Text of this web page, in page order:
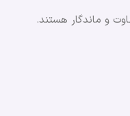
و ماندگار هستند.